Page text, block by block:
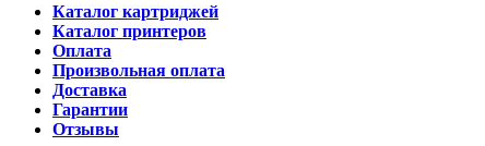
Каталог картриджей
Каталог принтеров
Оплата
Произвольная оплата
Доставка
Гарантии
Отзывы